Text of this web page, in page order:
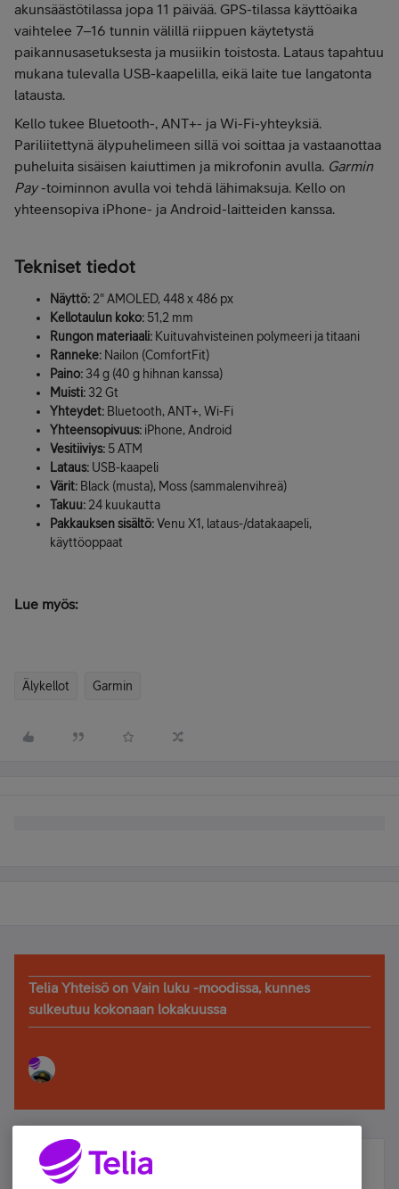
akunsäästötilassa jopa 11 päivää. GPS-tilassa käyttöaika
vaihtelee 7–16 tunnin välillä riippuen käytetystä
paikannusasetuksesta ja musiikin toistosta. Lataus tapahtuu
mukana tulevalla USB-kaapelilla, eikä laite tue langatonta
latausta.
Kello tukee Bluetooth-, ANT+- ja Wi-Fi-yhteyksiä.
Pariliitettynä älypuhelimeen sillä voi soittaa ja vastaanottaa
puheluita sisäisen kaiuttimen ja mikrofonin avulla. Garmin
Pay-toiminnon avulla voi tehdä lähimaksuja. Kello on
yhteensopiva iPhone- ja Android-laitteiden kanssa.
Tekniset tiedot
Näyttö: 2" AMOLED, 448 x 486 px
Kellotaulun koko: 51,2 mm
Rungon materiaali: Kuituvahvisteinen polymeeri ja titaani
Ranneke: Nailon (ComfortFit)
Paino: 34 g (40 g hihnan kanssa)
Muisti: 32 Gt
Yhteydet: Bluetooth, ANT+, Wi-Fi
Yhteensopivuus: iPhone, Android
Vesitiiviys: 5 ATM
Lataus: USB-kaapeli
Värit: Black (musta), Moss (sammalenvihreä)
Takuu: 24 kuukautta
Pakkauksen sisältö:Venu X1, lataus-/datakaapeli,
käyttöoppaat
Lue myös:
Älykellot Garmin
Telia Yhteisö on Vain luku -moodissa, kunnes
sulkeutuu kokonaan lokakuussa
Älä jää paitsi – osallistu ja voita!